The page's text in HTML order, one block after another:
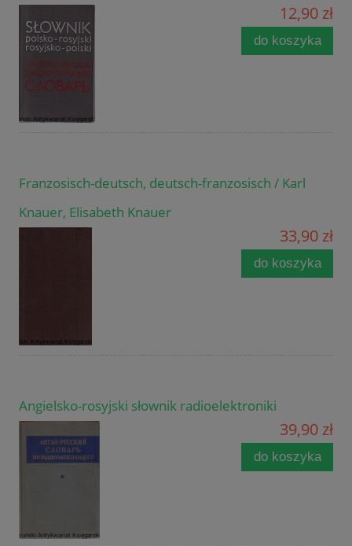
12,90 zł
do koszyka
Franzosisch-deutsch, deutsch-franzosisch / Karl
Knauer, Elisabeth Knauer
33,90 zł
do koszyka
Angielsko-rosyjski słownik radioelektroniki
39,90 zł
do koszyka